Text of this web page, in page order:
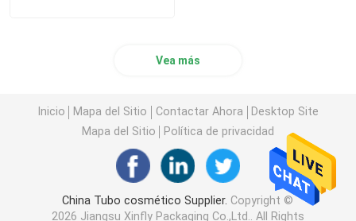
Vea más
Inicio Mapa del Sitio Contactar Ahora
Desktop Site
Mapa del Sitio
Política de privacidad
China Tubo cosmético Supplier. Copyright ©
2026 Jiangsu Xinfly Packaging Co.,Ltd.. All Rights